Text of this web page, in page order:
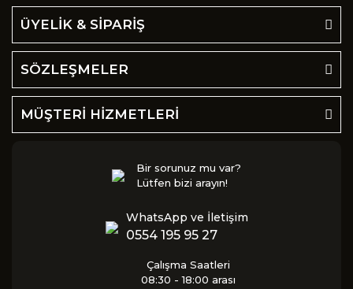
ÜYELİK & SİPARİŞ
SÖZLEŞMELER
MÜŞTERİ HİZMETLERİ
Bir sorunuz mu var?
Lütfen bizi arayın!
WhatsApp ve İletişim
0554 195 95 27
Çalışma Saatleri
08:30 - 18:00 arası